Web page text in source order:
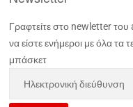
Γραφτείτε στο newletter
να είστε ενήμεροι με όλα τα
μπάσκετ